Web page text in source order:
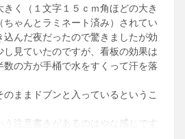
きく（１文字１５ｃｍ角ほどの大き
ちゃんとラミネート済み）されてい
んだ夜だったので驚きましたが効
し見ていたのですが、看板の効果は
数の方が手桶で水をすくって汗を落
のままドブンと入っているというこ
う注意書きがあるのはやな感じです